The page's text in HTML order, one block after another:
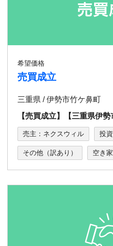
希望価格
売買成立
三重県 / 伊勢市竹ケ鼻町
【売買成立】【三重県伊
売主：ネクスウィル 投資
その他（訳あり） 空き家